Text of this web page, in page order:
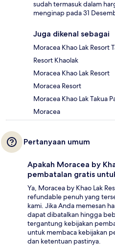
sudah termasuk dalam
menginap pada 31
Juga dikenal sebagai
Moracea Khao Lak Resort
Resort Khaolak
Moracea Khao Lak Resort
Moracea Resort
Moracea Khao Lak Takua
Moracea
Pertanyaan umum
Apakah Moracea by
pembatalan gratis
Ya, Moracea by Khao Lak
refundable penuh yang
kami. Jika Anda memesan
dapat dibatalkan hingga
tergantung kebijakan
untuk membaca kebijakan
dan ketentuan pastinya.